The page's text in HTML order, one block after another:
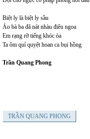
Biệt ly là biệt ly sầu
Áo bà ba đã nát nhàu điêu ngoa
Em rạng rỡ tiếng khóc òa
Ta ôm quỉ quyệt hoan ca bụi hồng
Trần Quang Phong
TRẦN QUANG PHONG